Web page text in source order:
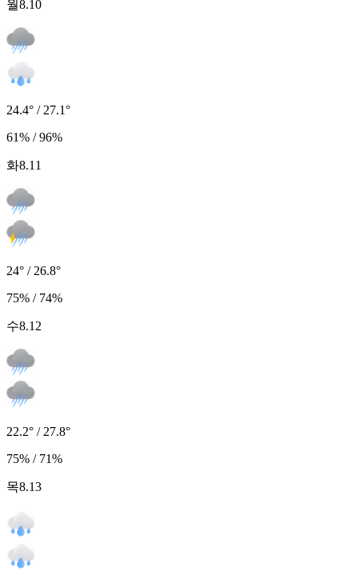
월8.10
24.4° / 27.1°
61% / 96%
화8.11
24° / 26.8°
75% / 74%
수8.12
22.2° / 27.8°
75% / 71%
목8.13